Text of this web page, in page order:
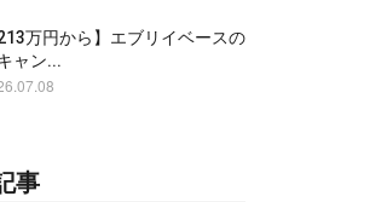
213万円から】エブリイベースの
ャン...
事